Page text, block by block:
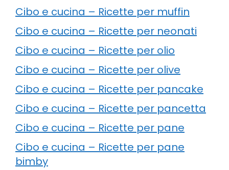
Cibo e cucina – Ricette per muffin
Cibo e cucina – Ricette per neonati
Cibo e cucina – Ricette per olio
Cibo e cucina – Ricette per olive
Cibo e cucina – Ricette per pancake
Cibo e cucina – Ricette per pancetta
Cibo e cucina – Ricette per pane
Cibo e cucina – Ricette per pane
bimby